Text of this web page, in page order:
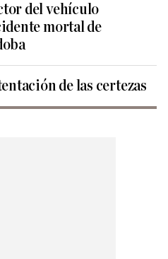
del vehículo
mortal de
de las certezas